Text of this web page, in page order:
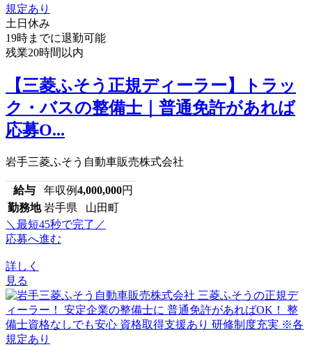
土日休み
19時までに退勤可能
残業20時間以内
【三菱ふそう正規ディーラー】トラッ
ク・バスの整備士｜普通免許があれば
応募O...
岩手三菱ふそう自動車販売株式会社
給与 年収例4,000,000円
勤務地 岩手県 山田町
＼最短45秒で完了／
応募へ進む
詳しく
見る